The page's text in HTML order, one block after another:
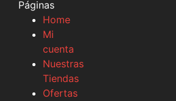
Páginas
Home
Mi
cuenta
Nuestras
Tiendas
Ofertas